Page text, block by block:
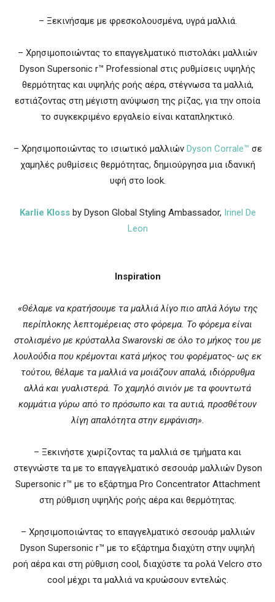
– Ξεκινήσαμε με φρεσκoλουσμένα, υγρά μαλλιά.
– Χρησιμοποιώντας το επαγγελματικό πιστολάκι μαλλιών
Dyson Supersonic r™ Professional στις ρυθμίσεις υψηλής
θερμότητας και υψηλής ροής αέρα, στέγνωσα τα μαλλιά,
εστιάζοντας στη μέγιστη ανύψωση της ρίζας, για την οποία
το συγκεκριμένο εργαλείο είναι καταπληκτικό.
– Χρησιμοποιώντας το ισιωτικό μαλλιών Dyson Corrale™ σε
χαμηλές ρυθμίσεις θερμότητας, δημιούργησα μια ιδανική
υφή στο look.
Karlie Klossby Dyson Global Styling Ambassador, Irinel De
Leon
Inspiration
«Θέλαμε να κρατήσουμε τα μαλλιά λίγο πιο απλά λόγω της
περίπλοκης λεπτομέρειας στο φόρεμα. Το φόρεμα είναι
στολισμένο με κρύσταλλα Swarovskiσε όλο το μήκος του με
λουλούδια που κρέμονται κατά μήκος του φορέματος- ως εκ
τούτου, θέλαμε τα μαλλιά να μοιάζουν απαλά, ιδιόρρυθμα
αλλά και γυαλιστερά. Το χαμηλό σινιόν με τα φουντωτά
κομμάτια γύρω από το πρόσωπο και τα αυτιά, προσθέτουν
λίγη απαλότητα στην εμφάνιση».
– Ξεκινήστε χωρίζοντας τα μαλλιά σε τμήματα και
στεγνώστε τα με το επαγγελματικό σεσουάρ μαλλιών Dyson
Supersonic r™ με το εξάρτημα Pro Concentrator Attachment
στη ρύθμιση υψηλής ροής αέρα και θερμότητας.
– Χρησιμοποιώντας το επαγγελματικό σεσουάρ μαλλιών
Dyson Supersonic r™ με το εξάρτημα διαχύτη στην υψηλή
ροή αέρα και στη ρύθμιση cool, διαχύστε τα ρολά Velcro στο
cool μέχρι τα μαλλιά να κρυώσουν εντελώς.